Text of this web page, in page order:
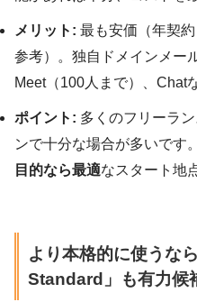
メリット: 最も安価（年契
参考）。独自ドメインメー
Meet（100人まで）、Chat
ポイント: 多くのフリーラ
ンで十分な場合が多いです
目的なら最適なスタート地
より本格的に使うな
Standard」も有力候